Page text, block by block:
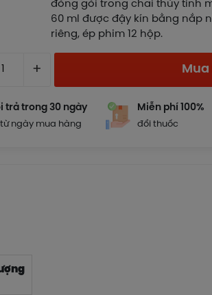
đóng gói trong chai thủy tinh
60 ml được đậy kín bằng nắp
riêng, ép phim 12 hộp.
+
trả trong 30 ngày
từ ngày mua hàng
Miễn phí 100%
đổi thuốc